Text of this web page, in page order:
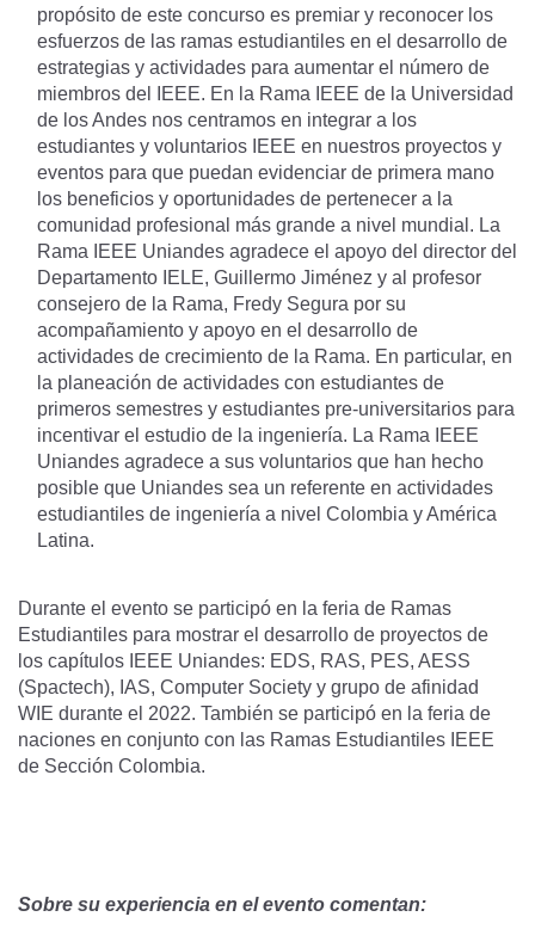
propósito de este concurso es premiar y reconocer los
esfuerzos de las ramas estudiantiles en el desarrollo de
estrategias y actividades para aumentar el número de
miembros del IEEE. En la Rama IEEE de la Universidad
de los Andes nos centramos en integrar a los
estudiantes y voluntarios IEEE en nuestros proyectos y
eventos para que puedan evidenciar de primera mano
los beneficios y oportunidades de pertenecer a la
comunidad profesional más grande a nivel mundial. La
Rama IEEE Uniandes agradece el apoyo del director del
Departamento IELE, Guillermo Jiménez y al profesor
consejero de la Rama, Fredy Segura por su
acompañamiento y apoyo en el desarrollo de
actividades de crecimiento de la Rama. En particular, en
la planeación de actividades con estudiantes de
primeros semestres y estudiantes pre-universitarios para
incentivar el estudio de la ingeniería. La Rama IEEE
Uniandes agradece a sus voluntarios que han hecho
posible que Uniandes sea un referente en actividades
estudiantiles de ingeniería a nivel Colombia y América
Latina.
Durante el evento se participó en la feria de Ramas
Estudiantiles para mostrar el desarrollo de proyectos de
los capítulos IEEE Uniandes: EDS, RAS, PES, AESS
(Spactech), IAS, Computer Society y grupo de afinidad
WIE durante el 2022. También se participó en la feria de
naciones en conjunto con las Ramas Estudiantiles IEEE
de Sección Colombia.
Sobre su experiencia en el evento comentan: